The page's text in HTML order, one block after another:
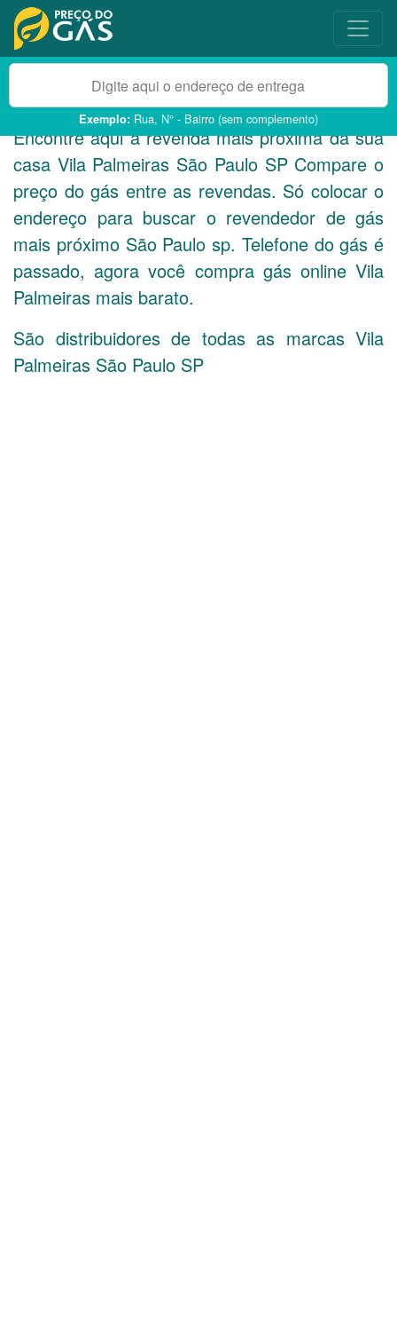
Exemplo: Rua, N° - Bairro (sem complemento)
Encontre aqui a revenda mais próxima da sua
casa Vila Palmeiras São Paulo SPCompare o
preço do gás entre as revendas. Só colocar o
endereço para buscar o revendedor de gás
mais próximo São Paulo sp. Telefone do gás é
passado, agora você compra gás online Vila
Palmeiras mais barato.
São distribuidores de todas as marcas Vila
Palmeiras São Paulo SP